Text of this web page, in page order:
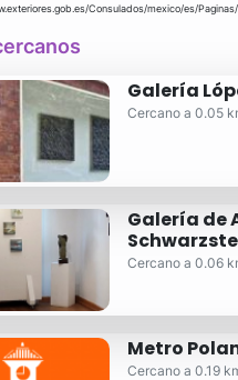
Consulados/mexico/es/
Galería
Cercano a 0.05
Galería de
Cercano a 0.06
Metro
Cercano a 0.19